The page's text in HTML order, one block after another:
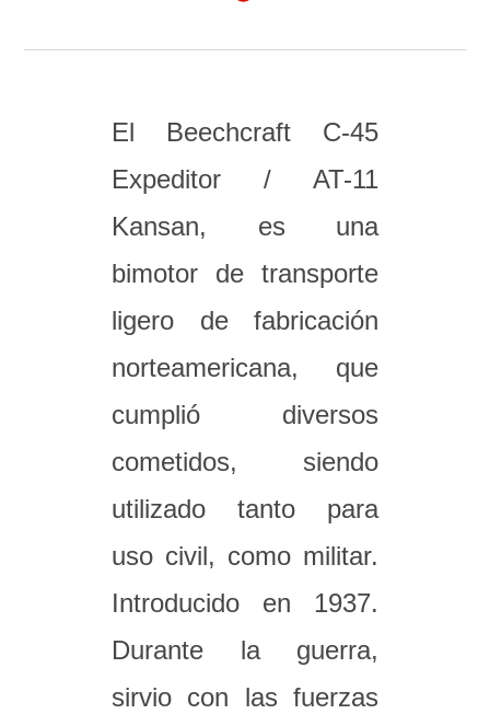
El Beechcraft C-45
Expeditor / AT-11
Kansan, es una
bimotor de transporte
ligero de fabricación
norteamericana, que
cumplió diversos
cometidos, siendo
utilizado tanto para
uso civil, como militar.
Introducido en 1937.
Durante la guerra,
sirvio con las fuerzas